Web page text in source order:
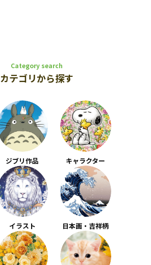
Category search
カテゴリから探す
ジブリ作品 キャラクター
イラスト 日本画・吉祥柄